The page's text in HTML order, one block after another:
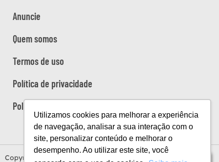
Utilizamos cookies para melhorar a experiência
de navegação, analisar a sua interação com o
site, personalizar conteúdo e melhorar o
desempenho. Ao utilizar este site, você
Anuncie
Quem somos
Termos de uso
Política de privacidade
Política de cookies
Copyright Viaje na Viagem © 2026